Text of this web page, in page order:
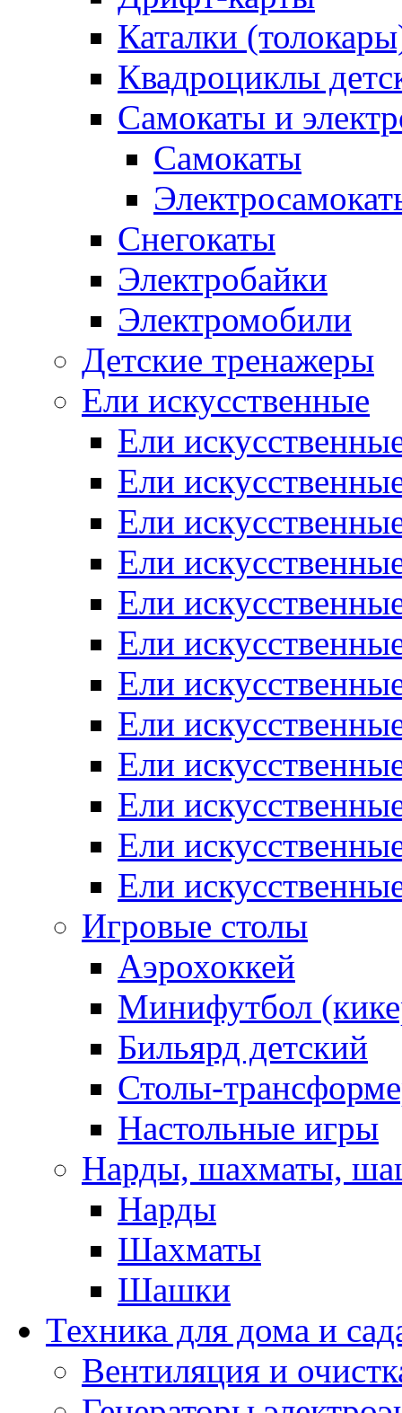
Каталки
Квадроциклы
Самокаты и
Самокаты
Снегокаты
Электробайки
Электромобили
Детские тренажеры
Ели искусственные
Ели
Ели
Ели
Ели
Ели
Ели
Ели
Ели
Ели
Ели
Ели
Ели
Игровые столы
Аэрохоккей
Минифутбол
Бильярд детский
Столы-
Настольные игры
Нарды, шахматы,
Нарды
Шахматы
Шашки
Техника для дома и
Вентиляция и